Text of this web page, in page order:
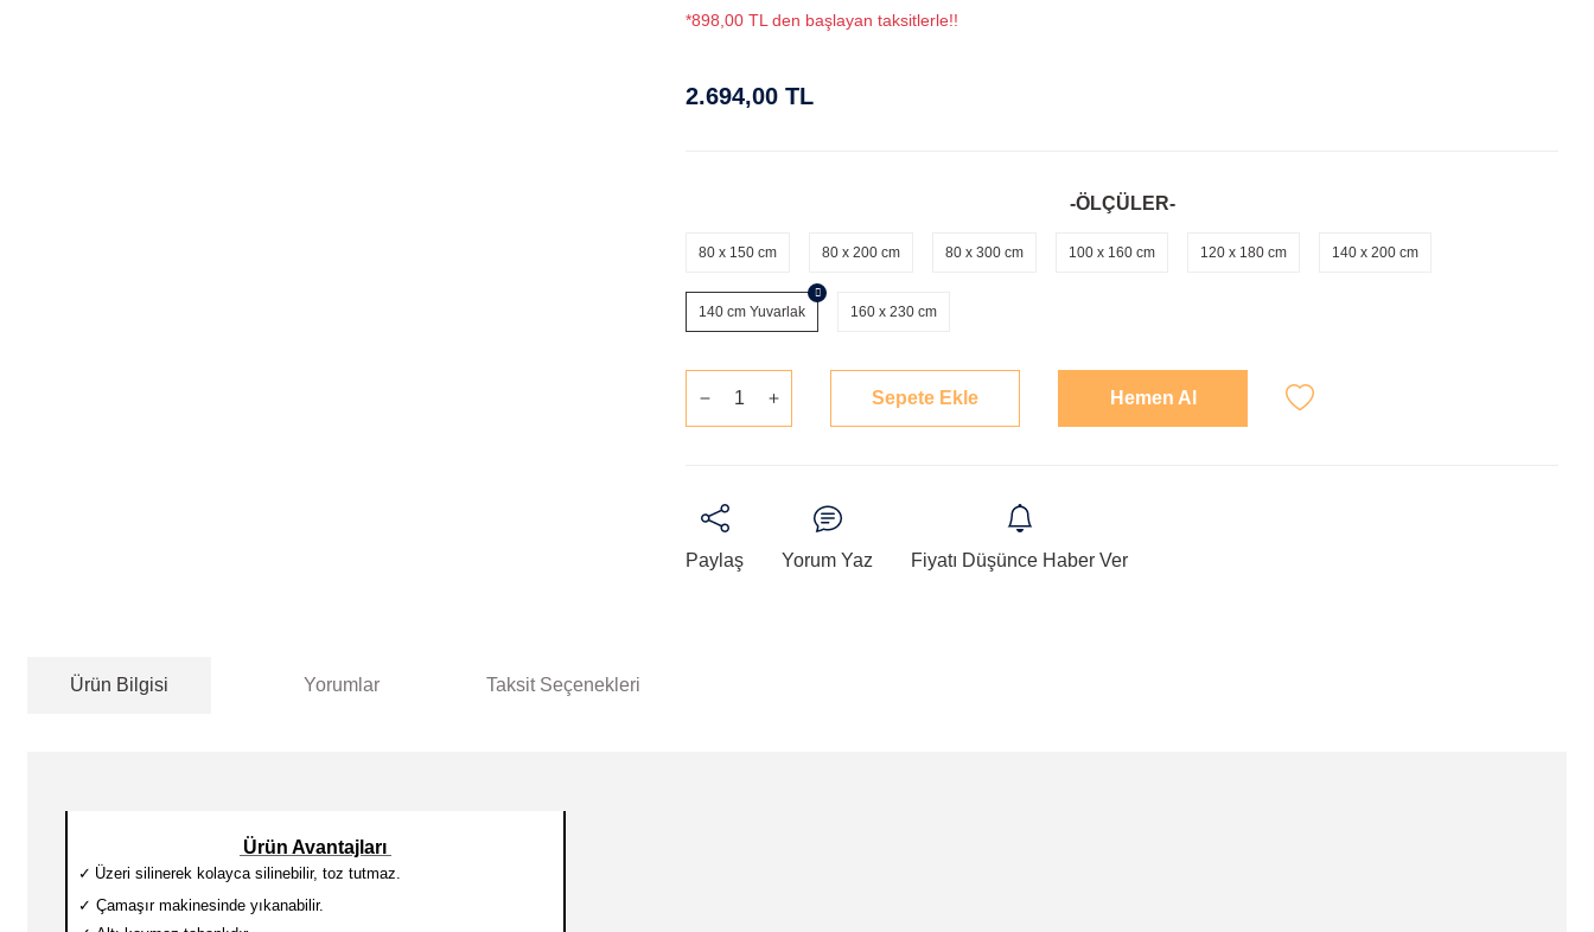
*898,00 TL den başlayan taksitlerle!!
2.694,00 TL
-ÖLÇÜLER-
80 x 150 cm 80 x 200 cm 80 x 300 cm 100 x 160 cm 120 x 180 cm 140 x 200 cm
140 cm Yuvarlak 160 x 230 cm
Sepete Ekle Hemen Al
Paylaş Yorum Yaz Fiyatı Düşünce Haber Ver
Ürün Bilgisi Yorumlar Taksit Seçenekleri
Ürün Avantajları
✓ Üzeri silinerek kolayca silinebilir, toz tutmaz.
✓ Çamaşır makinesinde yıkanabilir.